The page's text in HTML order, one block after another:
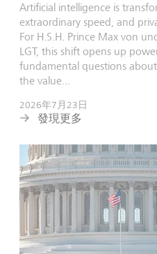
Artificial intelligence is
extraordinary speed, and
For H.S.H. Prince Max von
LGT, this shift opens up
fundamental questions
the value...
2026年7月23日
發現更多